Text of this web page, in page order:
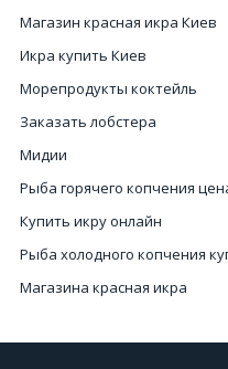
Магазин красная икра Киев
Икра купить Киев
Морепродукты коктейль
Заказать лобстера
Мидии
Рыба горячего копчения
Купить икру онлайн
Рыба холодного копчения
Магазина красная икра